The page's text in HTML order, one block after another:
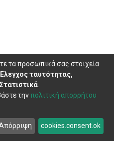
End User
Agreement
Send
Feedback
τα προσωπικά σας στοιχεία
Έλεγχος ταυτότητας,
τηνπολιτική απορρήτου
cookies.consent.ok